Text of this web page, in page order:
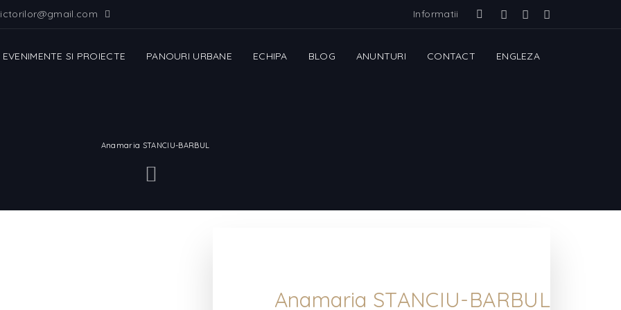
Informatii
EVENIMENTE SI PROIECTE PANOURI URBANE ECHIPA BLOG ANUNTURI CONTACT ENGLEZA
Anamaria STANCIU-BARBUL
Anamaria STANCIU-BARBUL